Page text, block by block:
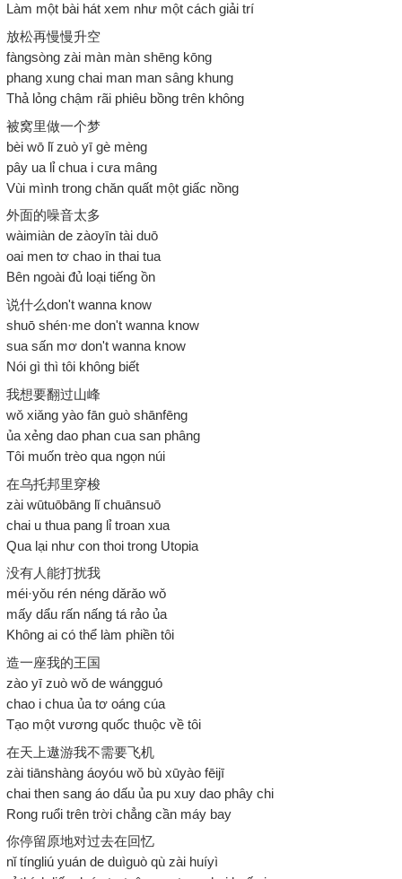
Làm một bài hát xem như một cách giải trí
放松再慢慢升空
fàngsòng zài màn màn shēng kōng
phang xung chai man man sâng khung
Thả lỏng chậm rãi phiêu bồng trên không
被窝里做一个梦
bèi wō lǐ zuò yī gè mèng
pây ua lỉ chua i cưa mâng
Vùi mình trong chăn quất một giấc nồng
外面的噪音太多
wàimiàn de zàoyīn tài duō
oai men tơ chao in thai tua
Bên ngoài đủ loại tiếng ồn
说什么don't wanna know
shuō shén·me don't wanna know
sua sấn mơ don't wanna know
Nói gì thì tôi không biết
我想要翻过山峰
wǒ xiǎng yào fān guò shānfēng
ủa xẻng dao phan cua san phâng
Tôi muốn trèo qua ngọn núi
在乌托邦里穿梭
zài wūtuōbāng lǐ chuānsuō
chai u thua pang lỉ troan xua
Qua lại như con thoi trong Utopia
没有人能打扰我
méi·yǒu rén néng dǎrǎo wǒ
mấy dẩu rấn nấng tá rảo ủa
Không ai có thể làm phiền tôi
造一座我的王国
zào yī zuò wǒ de wángguó
chao i chua ủa tơ oáng cúa
Tạo một vương quốc thuộc về tôi
在天上遨游我不需要飞机
zài tiānshàng áoyóu wǒ bù xūyào fēijī
chai then sang áo dấu ủa pu xuy dao phây chi
Rong ruổi trên trời chẳng cần máy bay
你停留原地对过去在回忆
nǐ tíngliú yuán de duìguò qù zài huíyì